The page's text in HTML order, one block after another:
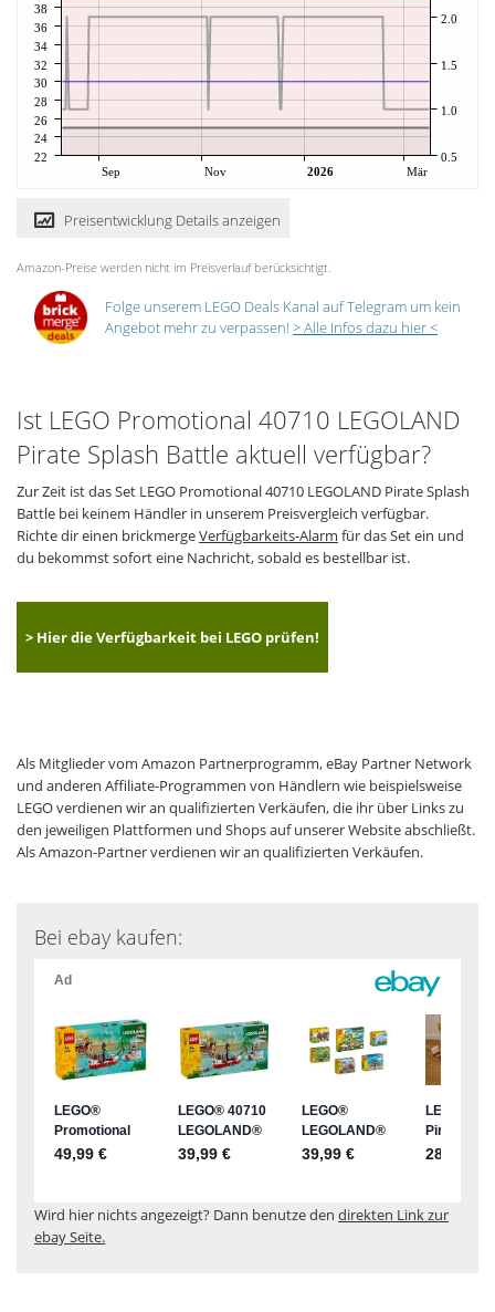
Sep Nov 2026 Mär
22
24
26
28
30
32
34
36
38
0.5
1.0
1.5
2.0
Preisentwicklung Details anzeigen
Amazon-Preise werden nicht im Preisverlauf berücksichtigt.
Folge unserem LEGO Deals Kanal auf Telegram um kein
Angebot mehr zu verpassen! > Alle Infos dazu hier <
Ist LEGO Promotional 40710 LEGOLAND
Pirate Splash Battle aktuell verfügbar?
Zur Zeit ist das Set LEGO Promotional 40710 LEGOLAND Pirate Splash
Battle bei keinem Händler in unserem Preisvergleich verfügbar.
Richte dir einen brickmergeVerfügbarkeits-Alarm für das Set ein und
du bekommst sofort eine Nachricht, sobald es bestellbar ist.
> Hier die Verfügbarkeit bei LEGO prüfen!
Als Mitglieder vom Amazon Partnerprogramm, eBay Partner Network
und anderen Affiliate-Programmen von Händlern wie beispielsweise
LEGO verdienen wir an qualifizierten Verkäufen, die ihr über Links zu
den jeweiligen Plattformen und Shops auf unserer Website abschließt.
Als Amazon-Partner verdienen wir an qualifizierten Verkäufen.
Bei ebay kaufen:
Wird hier nichts angezeigt? Dann benutze den direkten Link zur
ebay Seite.